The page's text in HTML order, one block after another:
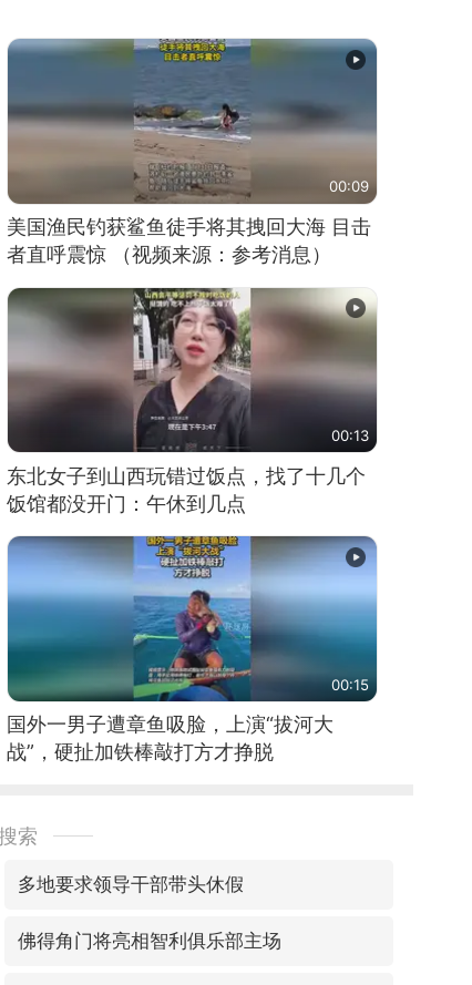
00:09
美国渔民钓获鲨鱼徒手将其拽回大海 目击
者直呼震惊 （视频来源：参考消息）
00:13
东北女子到山西玩错过饭点，找了十几个
饭馆都没开门：午休到几点
00:15
国外一男子遭章鱼吸脸，上演“拔河大
战”，硬扯加铁棒敲打方才挣脱
索
多地要求领导干部带头休假
佛得角门将亮相智利俱乐部主场